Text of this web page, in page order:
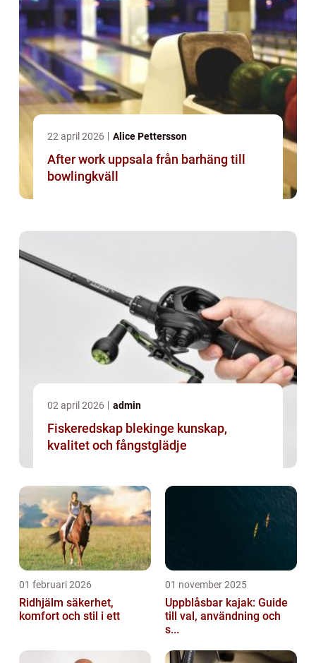
22 april 2026 Alice Pettersson
After work uppsala från barhäng till
bowlingkväll
02 april 2026 admin
Fiskeredskap blekinge kunskap,
kvalitet och fångstglädje
01 februari 2026
Ridhjälm säkerhet,
komfort och stil i ett
01 november 2025
Uppblåsbar kajak: Guide
till val, användning och
s...